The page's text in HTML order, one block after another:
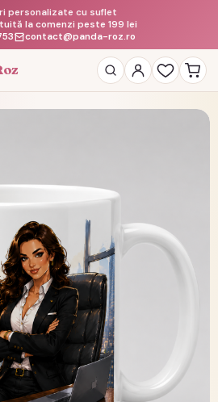
la comenzi peste 199 lei
personalizate cu suflet
contact@panda-roz.ro